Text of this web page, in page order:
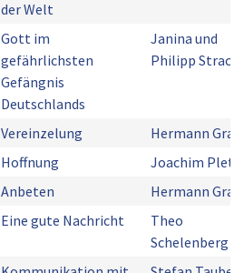
der Welt
Gott im
gefährlichsten
Gefängnis
Deutschlands
Janina und
Philipp Strack
Vereinzelung Hermann
Hoffnung Joachim
Anbeten Hermann
Eine gute Nachricht
Theo
Schelenberg